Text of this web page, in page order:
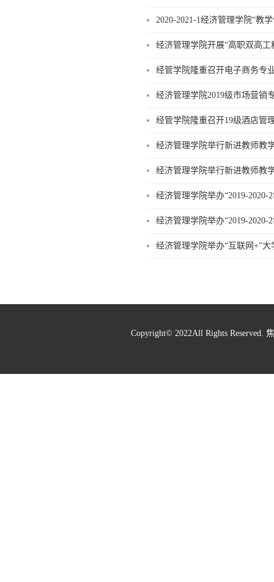
2020-2021-1经济管理学院“教
经济管理学院开展“高职双高工
经管学院隆重召开电子商务专
经济管理学院2019级市场营销
经管学院隆重召开19级酒店管
经济管理学院举行新进教师教
经济管理学院举行新进教师教
经济管理学院举办“2019-2020-
经济管理学院举办“2019-2020-
经济管理学院举办“互联网+”
Copyright© 2022All Rights Reserved.